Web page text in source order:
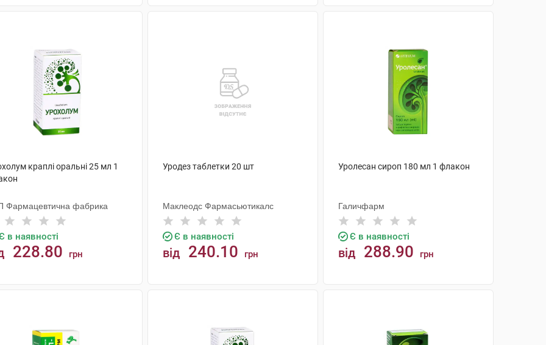
краплі оральні 25 мл 1
Фармацевтична фабрика
в наявності
228.80 грн
Уродез таблетки 20 шт
Маклеодс Фармасьютикалс
Є в наявності
від 240.10 грн
Уролесан сироп 180 мл 1 флакон
Галичфарм
Є в наявності
від 288.90 грн